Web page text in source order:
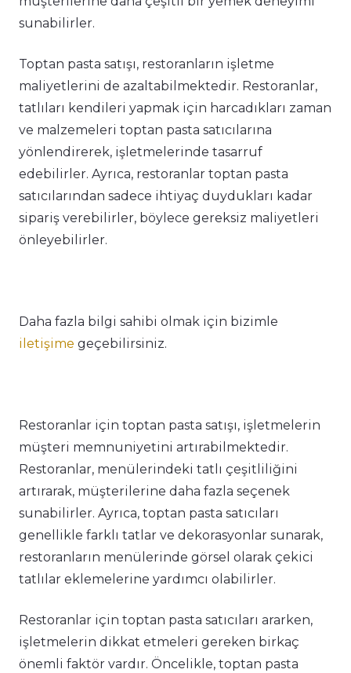
sunabilirler.
Toptan pasta satışı, restoranların işletme
maliyetlerini de azaltabilmektedir. Restoranlar,
tatlıları kendileri yapmak için harcadıkları zaman
ve malzemeleri toptan pasta satıcılarına
yönlendirerek, işletmelerinde tasarruf
edebilirler. Ayrıca, restoranlar toptan pasta
satıcılarından sadece ihtiyaç duydukları kadar
sipariş verebilirler, böylece gereksiz maliyetleri
önleyebilirler.
Daha fazla bilgi sahibi olmak için bizimle
iletişime geçebilirsiniz.
Restoranlar için toptan pasta satışı, işletmelerin
müşteri memnuniyetini artırabilmektedir.
Restoranlar, menülerindeki tatlı çeşitliliğini
artırarak, müşterilerine daha fazla seçenek
sunabilirler. Ayrıca, toptan pasta satıcıları
genellikle farklı tatlar ve dekorasyonlar sunarak,
restoranların menülerinde görsel olarak çekici
tatlılar eklemelerine yardımcı olabilirler.
Restoranlar için toptan pasta satıcıları ararken,
işletmelerin dikkat etmeleri gereken birkaç
önemli faktör vardır. Öncelikle, toptan pasta